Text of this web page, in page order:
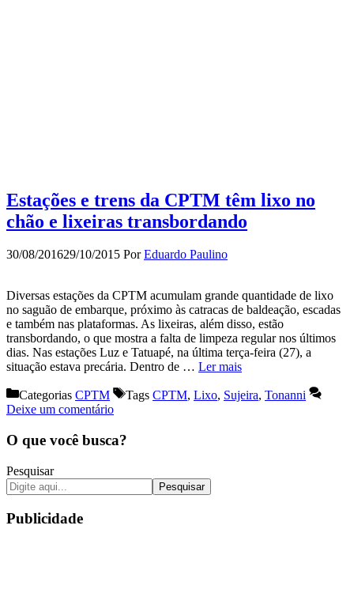
Estações e trens da CPTM têm lixo no
chão e lixeiras transbordando
30/08/201629/10/2015 PorEduardo Paulino
Diversas estações da CPTM acumulam grande quantidade de lixo
no saguão de embarque, próximo às catracas de baldeação, escadas
e também nas plataformas. As lixeiras, além disso, estão
transbordando, o que mostra a falta de limpeza regular nos últimos
dias. Nas estações Luz e Tatuapé, na última terça-feira (27), a
situação estava precária. Dentro de … Ler mais
Categorias CPTM Tags CPTM, Lixo, Sujeira, Tonanni
Deixe um comentário
O que você busca?
Pesquisar
Pesquisar
Publicidade